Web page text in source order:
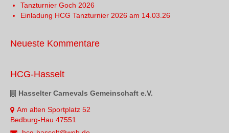
Tanzturnier Goch 2026
Einladung HCG Tanzturnier 2026 am 14.03.26
Neueste Kommentare
HCG-Hasselt
Hasselter Carnevals Gemeinschaft e.V.
Am alten Sportplatz 52
Bedburg-Hau 47551